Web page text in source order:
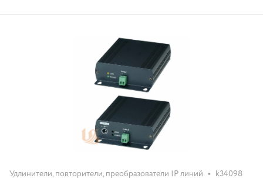
Удлинители, повторители, преобразователи IP линий • k34098